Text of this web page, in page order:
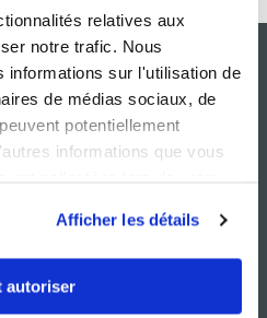
relatives aux
notre trafic. Nous
informations sur l'utilisation de
de médias sociaux, de
potentiellement
informations que vous
Afficher les détails
autoriser
C.G.U